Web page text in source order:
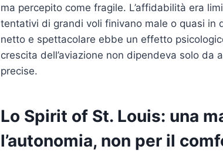
ma percepito come fragile. L’affidabilità era
tentativi di grandi voli finivano male o quasi in
netto e spettacolare ebbe un effetto
crescita dell’aviazione non dipendeva solo
precise.
Lo Spirit of St. Louis: una
l’autonomia, non per il